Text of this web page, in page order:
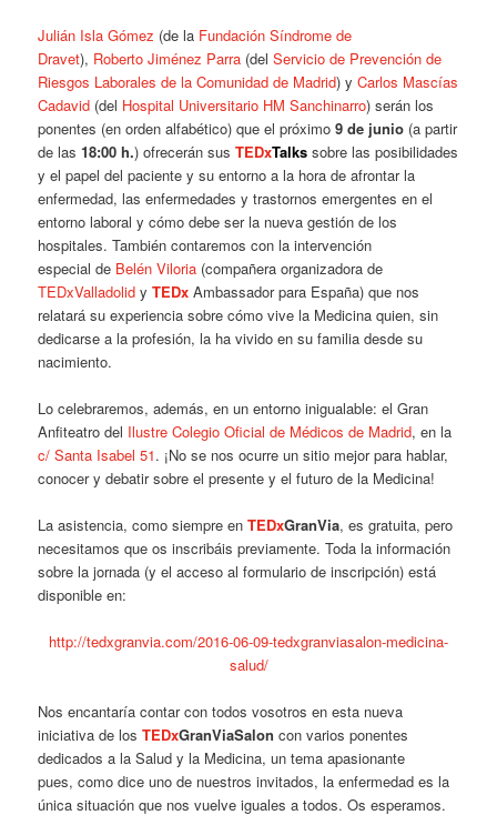
Julián Isla Gómez (de la Fundación Síndrome de
Dravet), Roberto Jiménez Parra (delServicio de Prevención de
Riesgos Laborales de la Comunidad de Madrid) yCarlos Mascías
Cadavid (del Hospital Universitario HM Sanchinarro) serán los
ponentes (en orden alfabético) que el próximo9 de junio (a partir
de las18:00 h.) ofrecerán susTEDxTalks sobre las posibilidades
y el papel del paciente y su entorno a la hora de afrontar la
enfermedad, las enfermedades y trastornos emergentes en el
entorno laboral y cómo debe ser la nueva gestión de los
hospitales. También contaremos con la intervención
especial de Belén Viloria (compañera organizadora de
TEDxValladolid yTEDx Ambassador para España) que nos
relatará su experiencia sobre cómo vive la Medicina quien, sin
dedicarse a la profesión, la ha vivido en su familia desde su
nacimiento.
Lo celebraremos, además, en un entorno inigualable: el Gran
Anfiteatro del Ilustre Colegio Oficial de Médicos de Madrid, en la
c/ Santa Isabel 51. ¡No se nos ocurre un sitio mejor para hablar,
conocer y debatir sobre el presente y el futuro de la Medicina!
La asistencia, como siempre enTEDxGranVia, es gratuita, pero
necesitamos que os inscribáis previamente. Toda la información
sobre la jornada (y el acceso al formulario de inscripción) está
disponible en:
http://tedxgranvia.com/2016-06-09-tedxgranviasalon-medicina-
salud/
Nos encantaría contar con todos vosotros en esta nueva
iniciativa de losTEDxGranViaSalon con varios ponentes
dedicados a la Salud y la Medicina, un tema apasionante
pues, como dice uno de nuestros invitados, la enfermedad es la
única situación que nos vuelve iguales a todos. Os esperamos.